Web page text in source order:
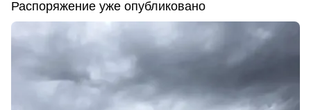
Распоряжение уже опубликовано